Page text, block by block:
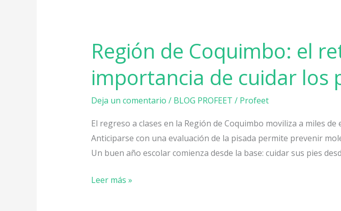
Región de Coquimbo: el
importancia de cuidar los
Deja un comentario / BLOG PROFEET / Profeet
El regreso a clases en la Región de Coquimbo moviliza a miles
Anticiparse con una evaluación de la pisada permite prevenir
Un buen año escolar comienza desde la base: cuidar sus pies
Leer más »